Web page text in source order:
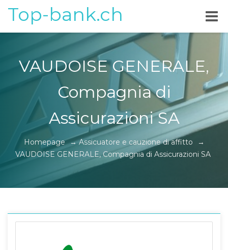
Top-bank.ch
VAUDOISE GENERALE,
Compagnia di
Assicurazioni SA
Homepage → Assicuatore e cauzione di affitto
→
VAUDOISE GENERALE, Compagnia di Assicurazioni SA